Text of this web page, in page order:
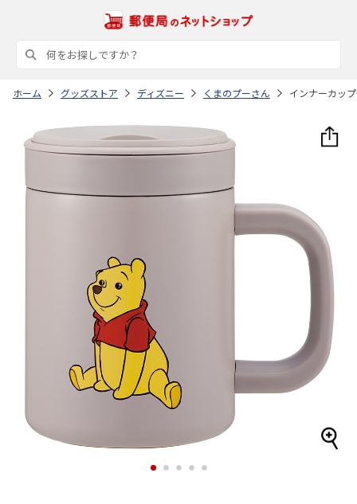
ホーム グッズストア ディズニー くまのプーさん インナーカッ
1 2 3 4 5